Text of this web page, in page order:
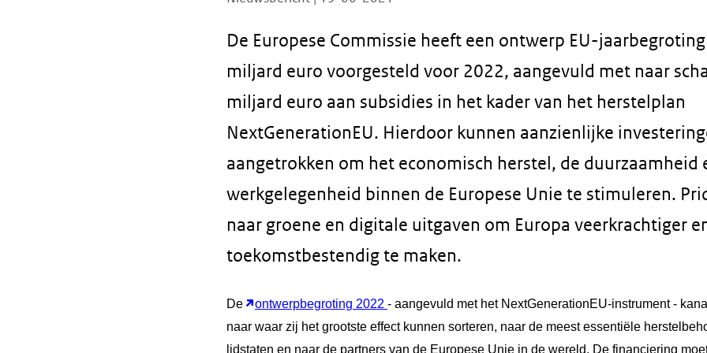
De Europese Commissie heeft een ontwerp EU-
miljard euro voorgesteld voor 2022, aangevuld met naar
miljard euro aan subsidies in het kader van het herstelplan
NextGenerationEU. Hierdoor kunnen aanzienlijke
aangetrokken om het economisch herstel, de duurzaamheid
werkgelegenheid binnen de Europese Unie te stimuleren.
naar groene en digitale uitgaven om Europa veerkrachtiger
toekomstbestendig te maken.
De ontwerpbegroting 2022 - aangevuld met het NextGenerationEU-instrument -
naar waar zij het grootste effect kunnen sorteren, naar de meest essentiële
lidstaten en naar de partners van de Europese Unie in de wereld. De financiering